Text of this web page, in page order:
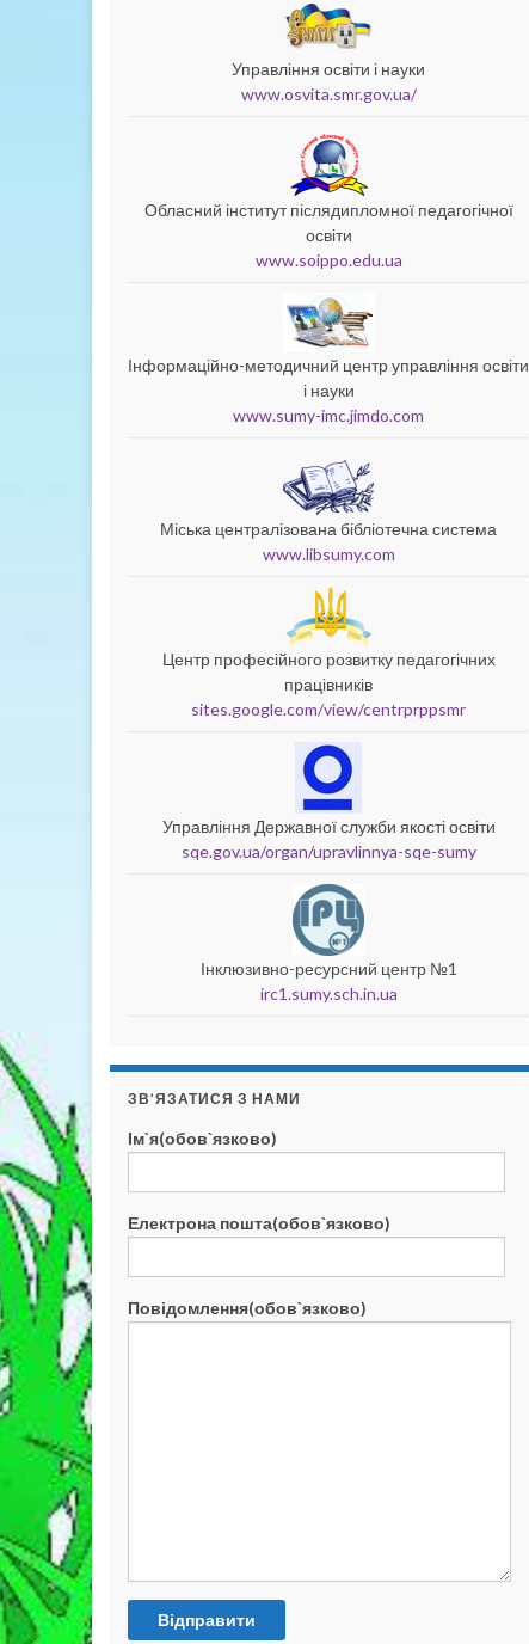
Управління освіти і науки
www.osvita.smr.gov.ua/
Обласний інститут післядипломної педагогічної
освіти
www.soippo.edu.ua
Інформаційно-методичний центр управління освіти
і науки
www.sumy-imc.jimdo.com
Міська централізована бібліотечна система
www.libsumy.com
Центр професійного розвитку педагогічних
працівників
sites.google.com/view/centrprppsmr
Управління Державної служби якості освіти
sqe.gov.ua/organ/upravlinnya-sqe-sumy
Інклюзивно-ресурсний центр №1
irc1.sumy.sch.in.ua
ЗВ’ЯЗАТИСЯ З НАМИ
Ім`я(обов`язково)
Електрона пошта(обов`язково)
Повідомлення(обов`язково)